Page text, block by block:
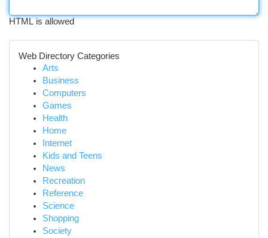
HTML is allowed
Web Directory Categories
Arts
Business
Computers
Games
Health
Home
Internet
Kids and Teens
News
Recreation
Reference
Science
Shopping
Society